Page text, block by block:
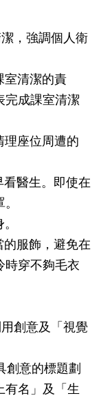
，強調個人衛
清潔的責
完成課室清潔
座位周遭的
醫生。即使在
服飾，避免在
時穿不夠毛衣
創意及「視覺
創意的標題劃
名」及「生